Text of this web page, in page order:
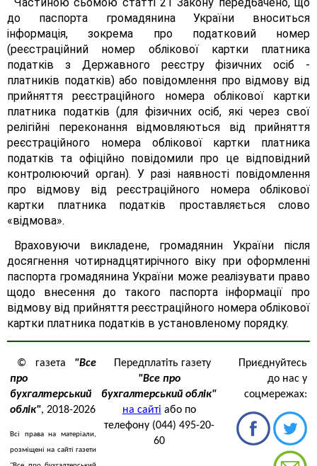
до паспорта громадянина України вноситься
інформація, зокрема про податковий номер
(реєстраційний номер облікової картки платника
податків з Державного реєстру фізичних осіб -
платників податків) або повідомлення про відмову від
прийняття реєстраційного номера облікової картки
платника податків (для фізичних осіб, які через свої
релігійні переконання відмовляються від прийняття
реєстраційного номера облікової картки платника
податків та офіційно повідомили про це відповідний
контролюючий орган). У разі наявності повідомлення
про відмову від реєстраційного номера облікової
картки платника податків проставляється слово
«відмова».
Враховуючи викладене, громадянин України після
досягнення чотирнадцятирічного віку при оформленні
паспорта громадянина України може реалізувати право
щодо внесення до такого паспорта інформації про
відмову від прийняття реєстраційного номера облікової
картки платника податків в установленому порядку.
© газета "Все
про
бухгалтерський
облік", 2018-2026
Всі права на матеріали,
розміщені на сайті газети
Передплатіть газету
"Все про
бухгалтерський облік"
на сайті або по
телефону (044) 495-20-
60
Приєднуйтесь
до нас у
соцмережах: